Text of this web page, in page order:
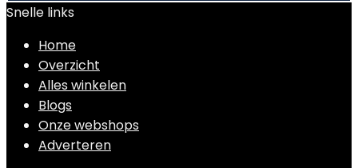
Snelle links
Home
Overzicht
Alles winkelen
Blogs
Onze webshops
Adverteren